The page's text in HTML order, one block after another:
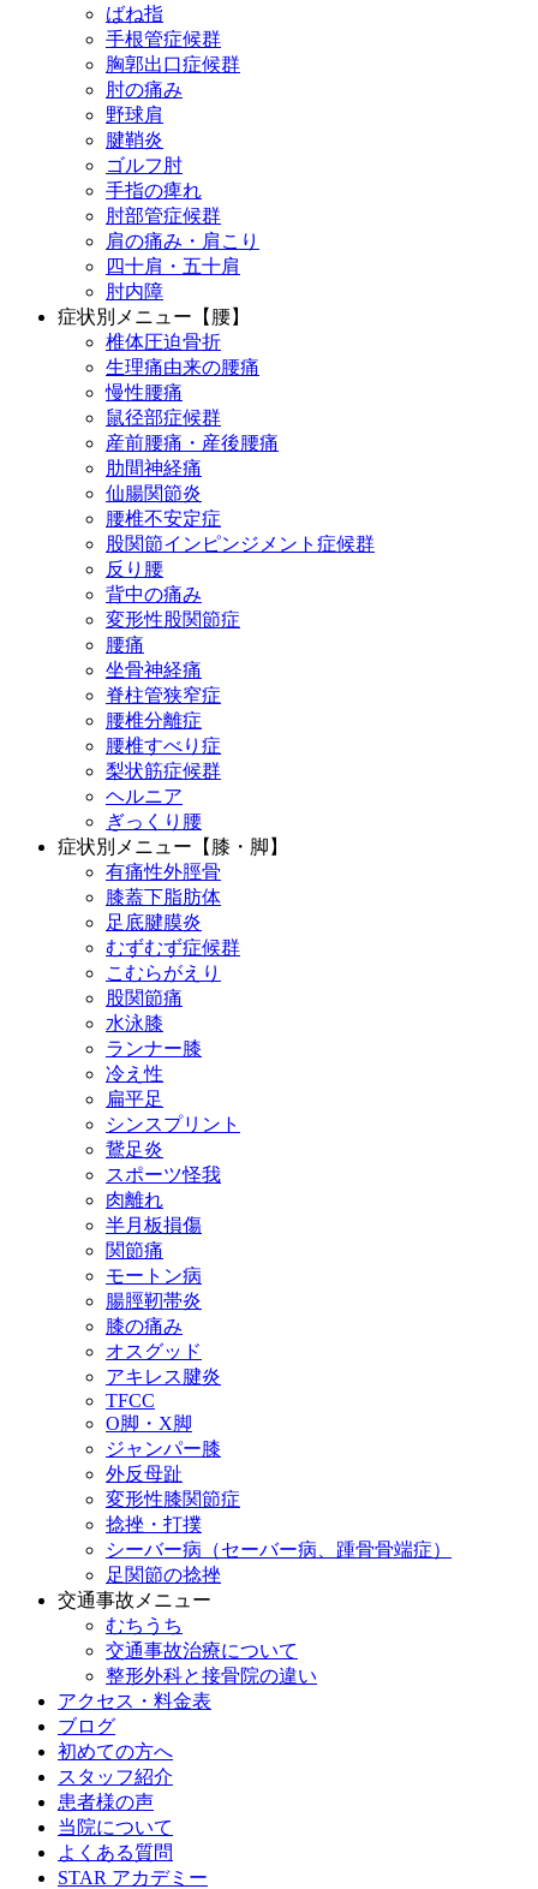
ばね指
手根管症候群
胸郭出口症候群
肘の痛み
野球肩
腱鞘炎
ゴルフ肘
手指の痺れ
肘部管症候群
肩の痛み・肩こり
四十肩・五十肩
肘内障
症状別メニュー【腰】
椎体圧迫骨折
生理痛由来の腰痛
慢性腰痛
鼠径部症候群
産前腰痛・産後腰痛
肋間神経痛
仙腸関節炎
腰椎不安定症
股関節インピンジメント症候群
反り腰
背中の痛み
変形性股関節症
腰痛
坐骨神経痛
脊柱管狭窄症
腰椎分離症
腰椎すべり症
梨状筋症候群
ヘルニア
ぎっくり腰
症状別メニュー【膝・脚】
有痛性外脛骨
膝蓋下脂肪体
足底腱膜炎
むずむず症候群
こむらがえり
股関節痛
水泳膝
ランナー膝
冷え性
扁平足
シンスプリント
鵞足炎
スポーツ怪我
肉離れ
半月板損傷
関節痛
モートン病
腸脛靭帯炎
膝の痛み
オスグッド
アキレス腱炎
TFCC
O脚・X脚
ジャンパー膝
外反母趾
変形性膝関節症
捻挫・打撲
シーバー病（セーバー病、踵骨骨端症）
足関節の捻挫
交通事故メニュー
むちうち
交通事故治療について
整形外科と接骨院の違い
アクセス・料金表
ブログ
初めての方へ
スタッフ紹介
患者様の声
当院について
よくある質問
STAR アカデミー